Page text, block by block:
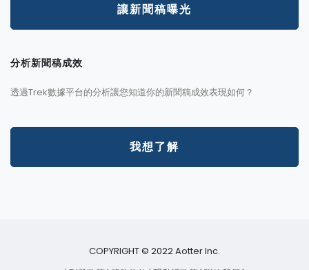
讓新聞稿曝光
分析新聞稿成效
透過Trek數據平台的分析讓您知道你的新聞稿成效表現如何？
我想了解
COPYRIGHT © 2022 Aotter Inc.